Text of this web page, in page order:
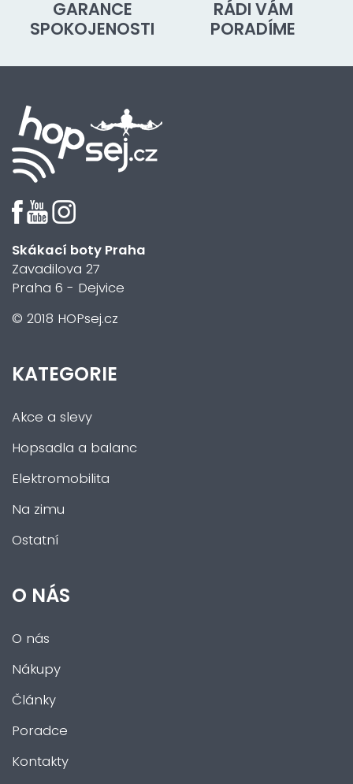
GARANCE
SPOKOJENOSTI
RÁDI VÁM
PORADÍME
Skákací boty Praha
Zavadilova 27
Praha 6 - Dejvice
© 2018 HOPsej.cz
KATEGORIE
Akce a slevy
Hopsadla a balanc
Elektromobilita
Na zimu
Ostatní
O NÁS
O nás
Nákupy
Články
Poradce
Kontakty